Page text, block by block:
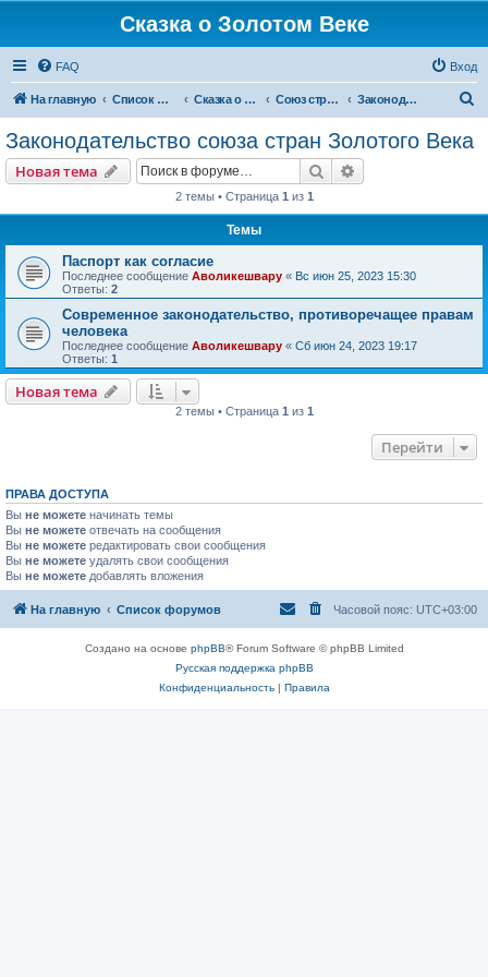
Сказка о Золотом Веке
FAQ Вход
На главную Список форумов Сказка о Золотом Веке Cоюз стран Золотого Века Законодательство союза стран Золотого Века
Законодательство союза стран Золотого Века
Новая тема Поиск
2 темы • Страница 1 из 1
Темы
Паспорт как согласие
Последнее сообщение Аволикешвару « Вс июн 25, 2023 15:30
Ответы: 2
Современное законодательство, противоречащее правам
человека
Последнее сообщение Аволикешвару « Сб июн 24, 2023 19:17
Ответы: 1
Новая тема
2 темы • Страница 1 из 1
Перейти
ПРАВА ДОСТУПА
Вы не можете начинать темы
Вы не можете отвечать на сообщения
Вы не можете редактировать свои сообщения
Вы не можете удалять свои сообщения
Вы не можете добавлять вложения
На главную Список форумов Часовой пояс: UTC+03:00
Создано на основе phpBB® Forum Software © phpBB Limited
Русская поддержка phpBB
Конфиденциальность| Правила